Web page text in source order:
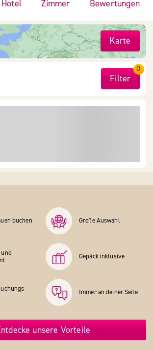
Hotel Zimmer Bewertungen
Karte
Filter
0
buchen Große Auswahl
Gepäck inklusive
Immer an deiner Seite
unsere Vorteile